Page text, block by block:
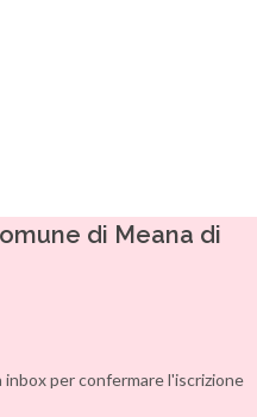
di Meana di
per confermare l'iscrizione